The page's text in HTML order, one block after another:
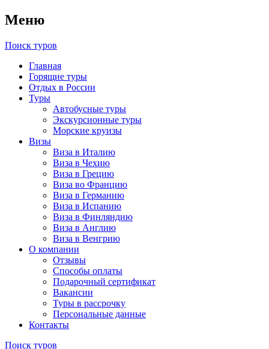
Меню
Поиск туров
Главная
Горящие туры
Отдых в России
Туры
Автобусные туры
Экскурсионные туры
Морские круизы
Визы
Виза в Италию
Виза в Чехию
Виза в Грецию
Виза во Францию
Виза в Германию
Виза в Испанию
Виза в Финляндию
Виза в Англию
Виза в Венгрию
О компании
Отзывы
Способы оплаты
Подарочный сертификат
Вакансии
Туры в рассрочку
Персональные данные
Контакты
Поиск туров